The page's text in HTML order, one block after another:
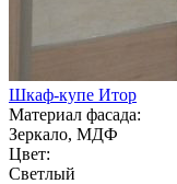
Шкаф-купе Итор
Материал фасада:
Зеркало, МДФ
Цвет:
Светлый